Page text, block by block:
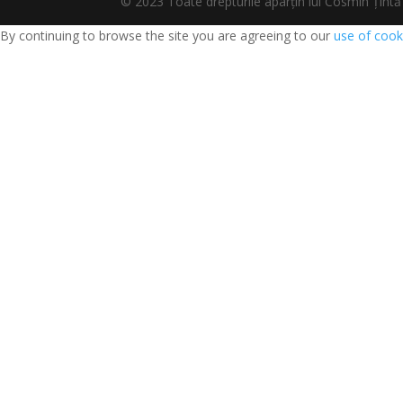
By continuing to browse the site you are agreeing to our use of